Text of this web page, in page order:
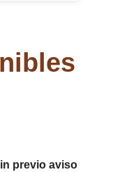
previo aviso